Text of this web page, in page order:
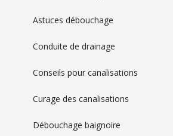
Astuces débouchage
Conduite de drainage
Conseils pour canalisations
Curage des canalisations
Débouchage baignoire